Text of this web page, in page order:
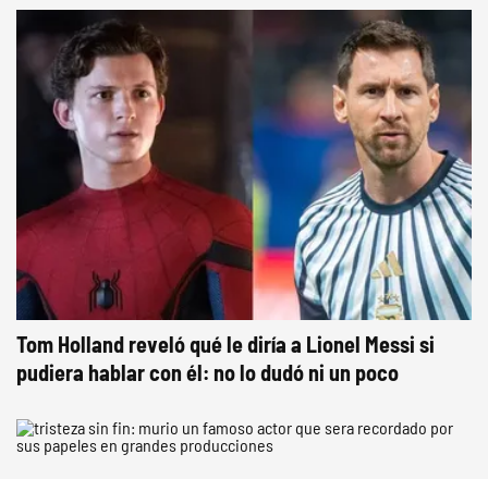
Tom Holland reveló qué le diría a Lionel Messi si
pudiera hablar con él: no lo dudó ni un poco